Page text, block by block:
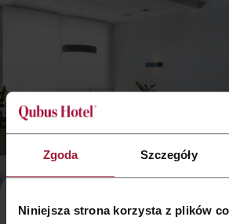
Zgoda Szczegóły
Niniejsza strona korzysta z plików
im Qubus Hotel Gliwice ein. Wir bieten die